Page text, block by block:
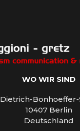
WO WIR SIND
Dietrich-Bonhoeffer-
10407 Berlin
Deutschland